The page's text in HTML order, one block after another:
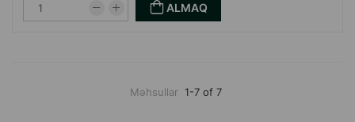
ALMAQ
Məhsullar 1-7 of 7